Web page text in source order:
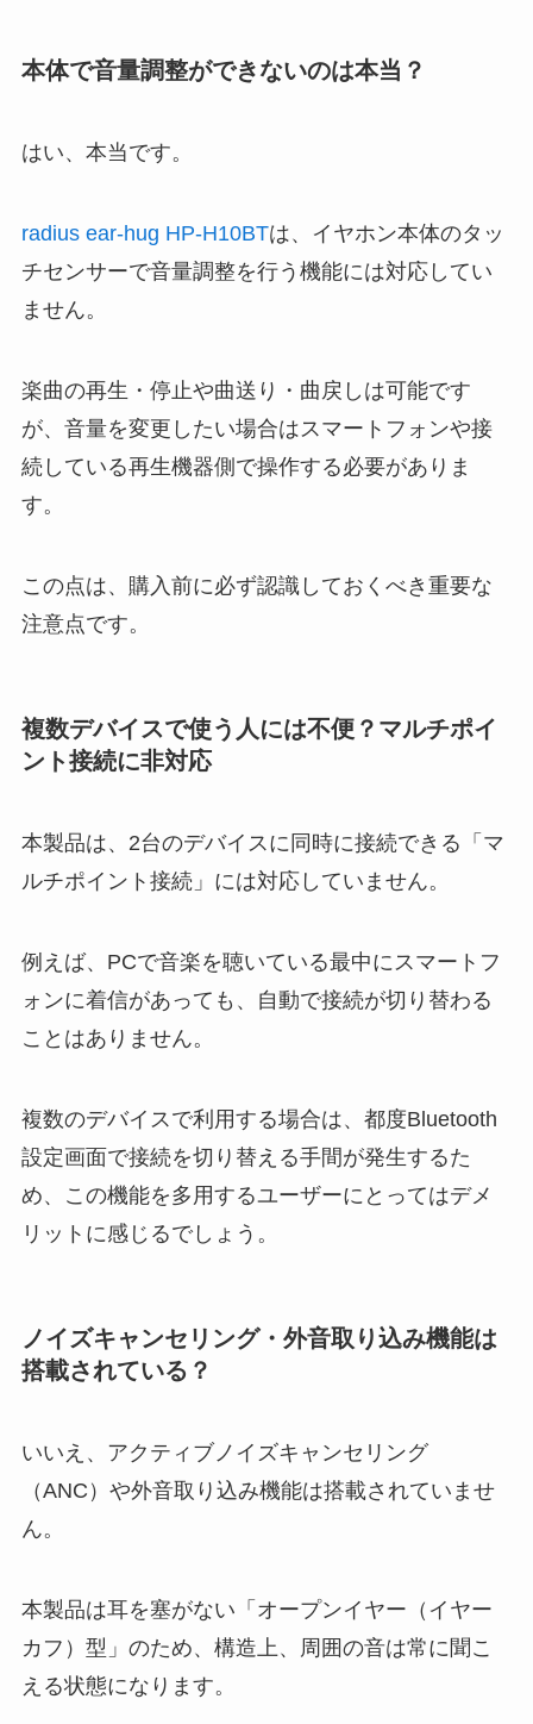
本体で音量調整ができないのは本当？
はい、本当です。
radius ear-hug HP-H10BTは、イヤホン本体のタッ
チセンサーで音量調整を行う機能には対応してい
ません。
楽曲の再生・停止や曲送り・曲戻しは可能です
が、音量を変更したい場合はスマートフォンや接
続している再生機器側で操作する必要がありま
す。
この点は、購入前に必ず認識しておくべき重要な
注意点です。
複数デバイスで使う人には不便？マルチポイ
ント接続に非対応
本製品は、2台のデバイスに同時に接続できる「マ
ルチポイント接続」には対応していません。
例えば、PCで音楽を聴いている最中にスマートフ
ォンに着信があっても、自動で接続が切り替わる
ことはありません。
複数のデバイスで利用する場合は、都度Bluetooth
設定画面で接続を切り替える手間が発生するた
め、この機能を多用するユーザーにとってはデメ
リットに感じるでしょう。
ノイズキャンセリング・外音取り込み機能は
搭載されている？
いいえ、アクティブノイズキャンセリング
（ANC）や外音取り込み機能は搭載されていませ
ん。
本製品は耳を塞がない「オープンイヤー（イヤー
カフ）型」のため、構造上、周囲の音は常に聞こ
える状態になります。